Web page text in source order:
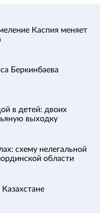
Каспия меняет
Беркинбаева
в детей: двоих
выходку
схему нелегальной
области